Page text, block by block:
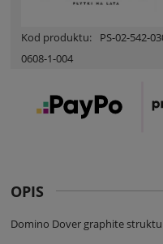
Kod produktu:
PS-02-542-
0608-1-004
OPIS
Domino Dover graphite